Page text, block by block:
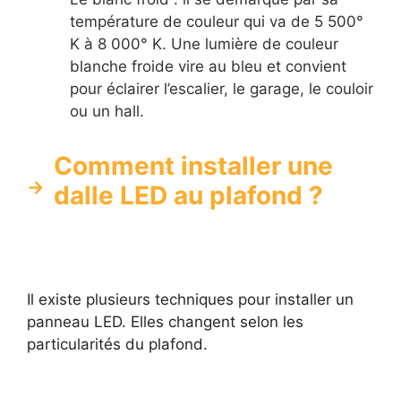
température de couleur qui va de 5 500°
K à 8 000° K. Une lumière de couleur
blanche froide vire au bleu et convient
pour éclairer l’escalier, le garage, le couloir
ou un hall.
Comment installer une
dalle LED au plafond ?
Il existe plusieurs techniques pour installer un
panneau LED. Elles changent selon les
particularités du plafond.